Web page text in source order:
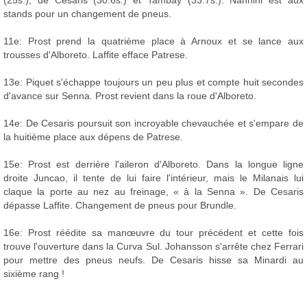
stands pour un changement de pneus.
11e: Prost prend la quatrième place à Arnoux et se lance aux
trousses d'Alboreto. Laffite efface Patrese.
13e: Piquet s'échappe toujours un peu plus et compte huit secondes
d'avance sur Senna. Prost revient dans la roue d'Alboreto.
14e: De Cesaris poursuit son incroyable chevauchée et s'empare de
la huitième place aux dépens de Patrese.
15e: Prost est derrière l'aileron d'Alboreto. Dans la longue ligne
droite Juncao, il tente de lui faire l'intérieur, mais le Milanais lui
claque la porte au nez au freinage, « à la Senna ». De Cesaris
dépasse Laffite. Changement de pneus pour Brundle.
16e: Prost réédite sa manœuvre du tour précédent et cette fois
trouve l'ouverture dans la Curva Sul. Johansson s'arrête chez Ferrari
pour mettre des pneus neufs. De Cesaris hisse sa Minardi au
sixième rang !